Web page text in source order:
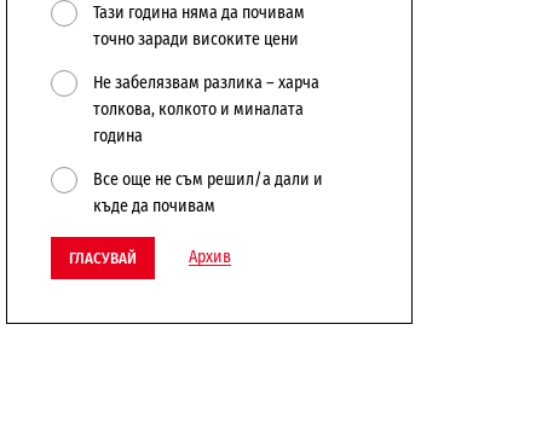
Тази година няма да почивам
точно заради високите цени
Не забелязвам разлика – харча
толкова, колкото и миналата
година
Все още не съм решил/а дали и
къде да почивам
ГЛАСУВАЙ Архив